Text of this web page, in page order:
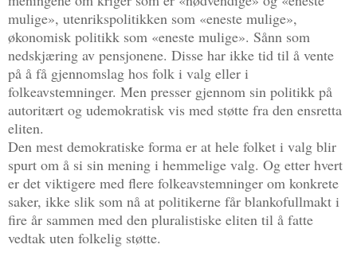
mulige», utenrikspolitikken som «eneste mulige»,
økonomisk politikk som «eneste mulige». Sånn som
nedskjæring av pensjonene. Disse har ikke tid til å vente
på å få gjennomslag hos folk i valg eller i
folkeavstemninger. Men presser gjennom sin politikk på
autoritært og udemokratisk vis med støtte fra den ensretta
eliten.
Den mest demokratiske forma er at hele folket i valg blir
spurt om å si sin mening i hemmelige valg. Og etter hvert
er det viktigere med flere folkeavstemninger om konkrete
saker, ikke slik som nå at politikerne får blankofullmakt i
fire år sammen med den pluralistiske eliten til å fatte
vedtak uten folkelig støtte.